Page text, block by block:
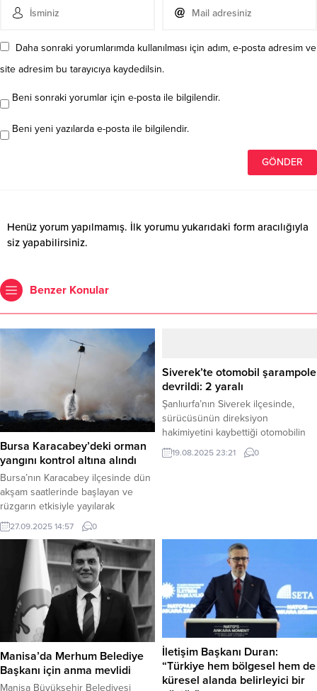
Daha sonraki yorumlarımda kullanılması için adım, e-posta adresim ve
site adresim bu tarayıcıya kaydedilsin.
Beni sonraki yorumlar için e-posta ile bilgilendir.
Beni yeni yazılarda e-posta ile bilgilendir.
Henüz yorum yapılmamış. İlk yorumu yukarıdaki form aracılığıyla
siz yapabilirsiniz.
Benzer Konular
Bursa Karacabey’deki orman
yangını kontrol altına alındı
Bursa’nın Karacabey ilçesinde dün
akşam saatlerinde başlayan ve
rüzgarın etkisiyle yayılarak
endişeye neden olan orman
yangını, ekiplerin yoğun
müdahalesi sonucu kontrol altına
alındı. Haber Merkezi – Orman
Genel Müdürlüğü’nden (OGM)
yapılan açıklamaya göre,
Karacabey’e bağlı Ekmekçi köyü
yakınlarında orman dışı bir alanda
başlayıp kısa sürede ormana
27.09.2025 14:57 0
Siverek’te otomobil şarampole
devrildi: 2 yaralı
Şanlıurfa’nın Siverek ilçesinde,
sürücüsünün direksiyon
hakimiyetini kaybettiği otomobilin
şarampole devrilmesi sonucu
meydana gelen trafik kazasında 2
idaresindeki 34 JE 8777 plakalı
otomobil, sürücüsünün henüz
bilinmeyen bir nedenle direksiyon
kontrolünü kaybetmesi...
19.08.2025 23:21 0
Manisa’da Merhum Belediye
Başkanı için anma mevlidi
Manisa Büyükşehir Belediyesi
İletişim Başkanı Duran:
“Türkiye hem bölgesel hem de
küresel alanda belirleyici bir